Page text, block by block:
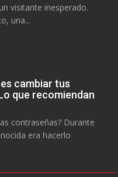
visitante inesperado.
una...
cambiar tus
que recomiendan
contraseñas? Durante
era hacerlo